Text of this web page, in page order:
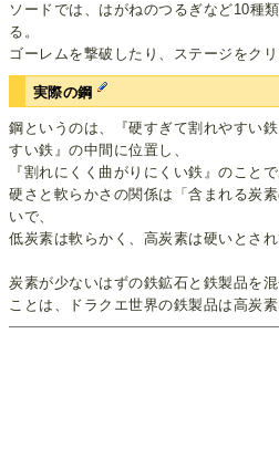
ソードでは、はがねのつるぎなど10種
る。
ゴーレムを撃破したり、ステージをクリ
実際の鋼
鋼というのは、『硬すぎて割れやすい
すい鉄』の中間に位置し、
『割れにくく曲がりにくい鉄』のことで
硬さと軟らかさの関係は「含まれる炭
いで、
低炭素は軟らかく、高炭素は硬いとされ
炭素が少ないはずの鉄鉱石と鉄製品を
ことは、ドラクエ世界の鉄製品は高炭